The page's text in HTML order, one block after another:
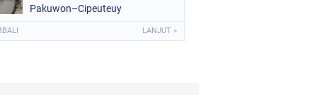
Pakuwon–Cipeuteuy
LANJUT »